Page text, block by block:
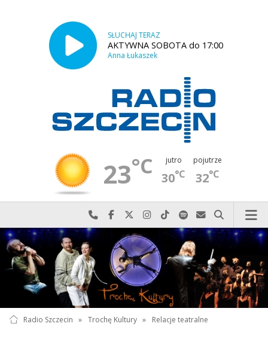
SŁUCHAJ TERAZ
AKTYWNA SOBOTA do 17:00
Anna Łukaszek
23°C jutro
30°C
pojutrze
32°C
Najlepiej po prostu do nas zadzwoń
Odwiedź nas na Facebook-u
Odwiedź nas na X
Odwiedź nas na Instagram-ie
Odwiedź nas na TikTok-u
Szukaj nas na Spotify
Wyślij do nas
Szukaj
Radio Szczecin » Trochę Kultury » Relacje teatralne